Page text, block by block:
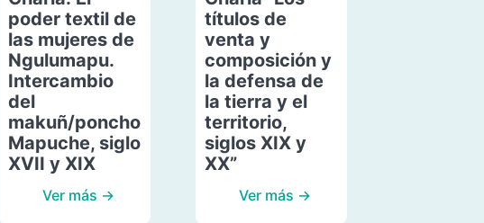
poder textil de
las mujeres de
Ngulumapu.
Intercambio
del
makuñ/poncho
Mapuche, siglo
XVII y XIX
Ver más →
títulos de
venta y
composición y
la defensa de
la tierra y el
territorio,
siglos XIX y
XX”
Ver más →